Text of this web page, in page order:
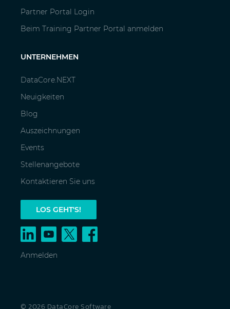
Partner Portal Login
Beim Training Partner Portal anmelden
UNTERNEHMEN
DataCore.NEXT
Neuigkeiten
Blog
Auszeichnungen
Events
Stellenangebote
Kontaktieren Sie uns
LOS GEHT'S!
Anmelden
© 2026 DataCore Software